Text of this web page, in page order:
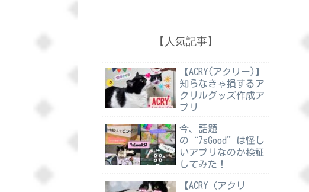
【人気記事】
【ACRY(アクリー)】
知らなきゃ損するア
クリルグッズ作成ア
プリ
今、話題
の“7sGood”は怪し
いアプリなのか検証
してみた！
【ACRY（アクリ